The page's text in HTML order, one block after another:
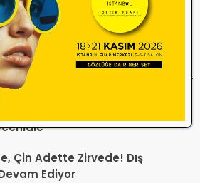
Tarihini Sergileyen Müze
Çin Adette Zirvede! Dış
Ediyor